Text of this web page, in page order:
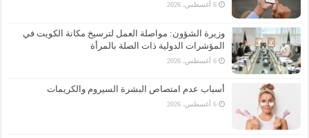
6 أغسطس، 2026
وزيرة الشؤون: مواصلة العمل لترسيخ مكانة الكويت في
المؤشرات الدولية ذات الصلة بالمرأة
6 أغسطس، 2026
أسباب عدم امتصاص البشرة السيروم والكريمات
6 أغسطس، 2026